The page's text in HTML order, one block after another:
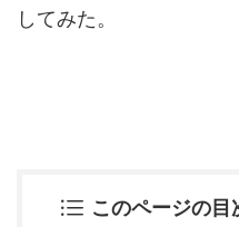
してみた。
このページの目